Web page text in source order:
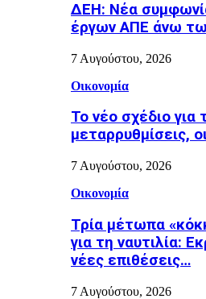
ΔΕΗ: Νέα
έργων ΑΠΕ άνω
7 Αυγούστου, 2026
Οικονομία
Το νέο σχέδιο για
μεταρρυθμίσεις,
7 Αυγούστου, 2026
Οικονομία
Τρία μέτωπα
για τη ναυτιλία:
νέες επιθέσεις…
7 Αυγούστου, 2026